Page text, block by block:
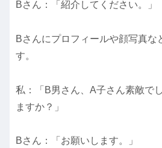
Bさん：「紹介してください。」
Bさんにプロフィールや顔写真な
す。
私：「B男さん、A子さん素敵で
ますか？」
Bさん：「お願いします。」